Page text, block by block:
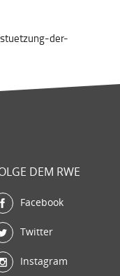
der-
DEM RWE
Facebook
Twitter
Instagram